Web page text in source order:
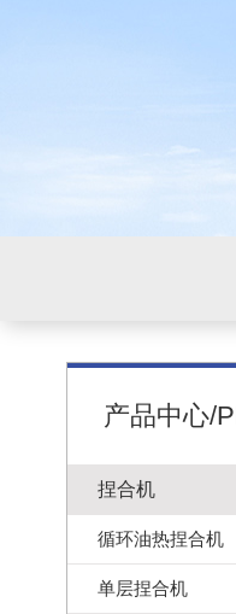
产品中心/
捏合机
循环油热捏合机
单层捏合机